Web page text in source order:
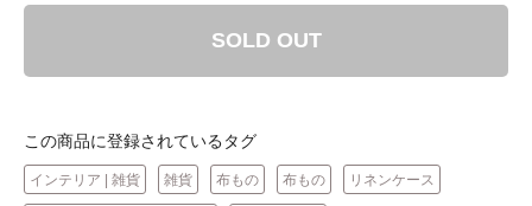
SOLD OUT
この商品に登録されているタグ
インテリア | 雑貨 雑貨 布もの 布もの リネンケース